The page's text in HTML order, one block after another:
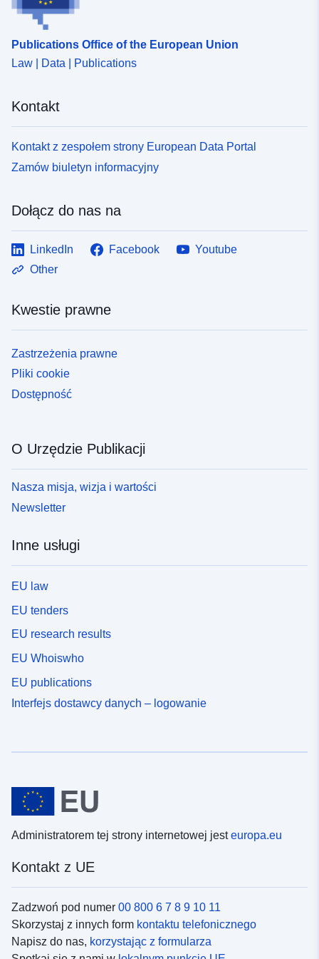
Publications Office of the European Union
Law | Data | Publications
Kontakt
Kontakt z zespołem strony European Data Portal
Zamów biuletyn informacyjny
Dołącz do nas na
LinkedIn Facebook
Youtube
Other
Kwestie prawne
Zastrzeżenia prawne
Pliki cookie
Dostępność
O Urzędzie Publikacji
Nasza misja, wizja i wartości
Newsletter
Inne usługi
EU law
EU tenders
EU research results
EU Whoiswho
EU publications
Interfejs dostawcy danych – logowanie
Administratorem tej strony internetowej jesteuropa.eu
Kontakt z UE
Zadzwoń pod numer 00 800 6 7 8 9 10 11
Skorzystaj z innych form kontaktu telefonicznego
Napisz do nas, korzystając z formularza